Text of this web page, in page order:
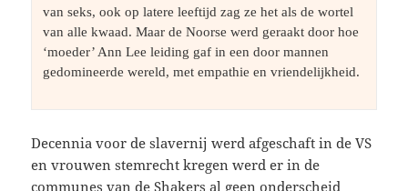
van seks, ook op latere leeftijd zag ze het als de wortel
van alle kwaad. Maar de Noorse werd geraakt door hoe
‘moeder’ Ann Lee leiding gaf in een door mannen
gedomineerde wereld, met empathie en vriendelijkheid.
Decennia voor de slavernij werd afgeschaft in de VS
en vrouwen stemrecht kregen werd er in de
communes van de Shakers al geen onderscheid